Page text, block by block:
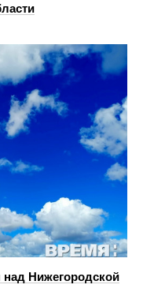
Нижегородской